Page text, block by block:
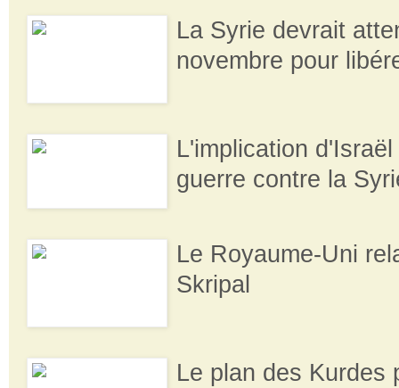
La Syrie devrait
novembre pour
L'implication
guerre contre la
Le Royaume-Uni
Skripal
Le plan des Kurdes